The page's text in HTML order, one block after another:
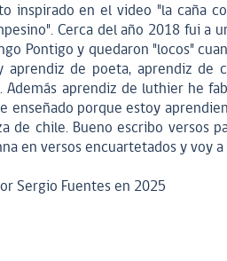
inspirado en el video "la caña
Cerca del año 2018 fui a
Pontigo y quedaron "locos"
aprendiz de poeta, aprendiz de
Además aprendiz de luthier he
enseñado porque estoy
de chile. Bueno escribo versos
en versos encuartetados y voy
Sergio Fuentes en 2025